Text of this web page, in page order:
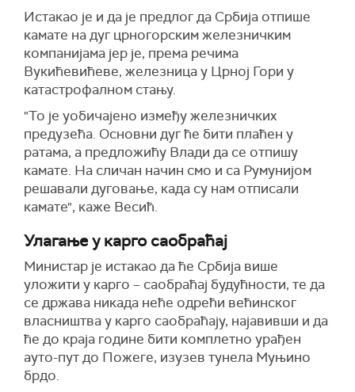
Истакао је и да је предлог да Србија отпише
камате на дуг црногорским железничким
компанијама јер је, према речима
Вукићевићеве, железница у Црној Гори у
катастрофалном стању.
"То је уобичајено између железничких
предузећа. Основни дуг ће бити плаћен у
ратама, а предложићу Влади да се отпишу
камате. На сличан начин смо и са Румунијом
решавали дуговање, када су нам отписали
камате", каже Весић.
Улагање у карго саобраћај
Министар је истакао да ће Србија више
уложити у карго – саобраћај будућности, те да
се држава никада неће одрећи већинског
власништва у карго саобраћају, најавивши и да
ће до краја године бити комплетно урађен
ауто-пут до Пожеге, изузев тунела Муњино
брдо.